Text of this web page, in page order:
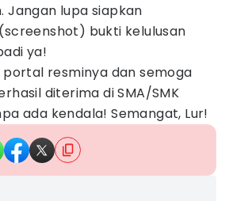
Jangan lupa siapkan
bukti kelulusan
ya!
portal resminya dan semoga
diterima di SMA/SMK
ada kendala! Semangat, Lur!